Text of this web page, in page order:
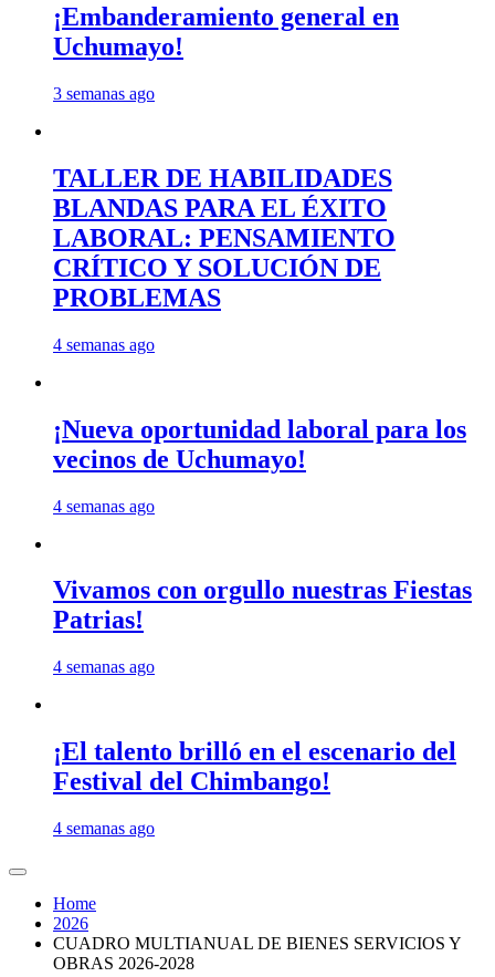
¡Embanderamiento general en
Uchumayo!
3 semanas ago
TALLER DE HABILIDADES
BLANDAS PARA EL ÉXITO
LABORAL: PENSAMIENTO
CRÍTICO Y SOLUCIÓN DE
PROBLEMAS
4 semanas ago
¡Nueva oportunidad laboral para los
vecinos de Uchumayo!
4 semanas ago
Vivamos con orgullo nuestras Fiestas
Patrias!
4 semanas ago
¡El talento brilló en el escenario del
Festival del Chimbango!
4 semanas ago
Home
2026
CUADRO MULTIANUAL DE BIENES SERVICIOS Y
OBRAS 2026-2028